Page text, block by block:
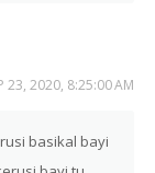
23, 2020, 8:25:00 AM
basikal bayi